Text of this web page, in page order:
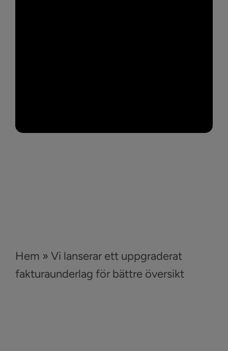
Hem » Vi lanserar ett uppgraderat
fakturaunderlag för bättre översikt